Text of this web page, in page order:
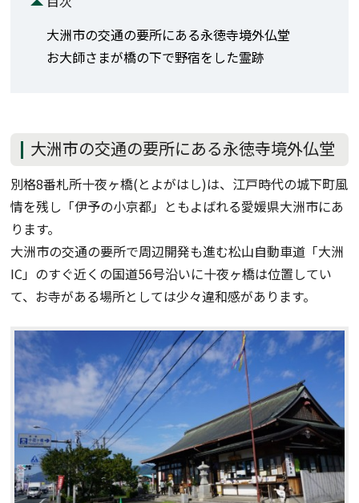
大洲市の交通の要所にある永徳寺境外仏堂
お大師さまが橋の下で野宿をした霊跡
大洲市の交通の要所にある永徳寺境外仏堂
別格8番札所十夜ヶ橋(とよがはし)は、江戸時代の城下町風
情を残し「伊予の小京都」ともよばれる愛媛県大洲市にあ
ります。
大洲市の交通の要所で周辺開発も進む松山自動車道「大洲
IC」のすぐ近くの国道56号沿いに十夜ヶ橋は位置してい
て、お寺がある場所としては少々違和感があります。